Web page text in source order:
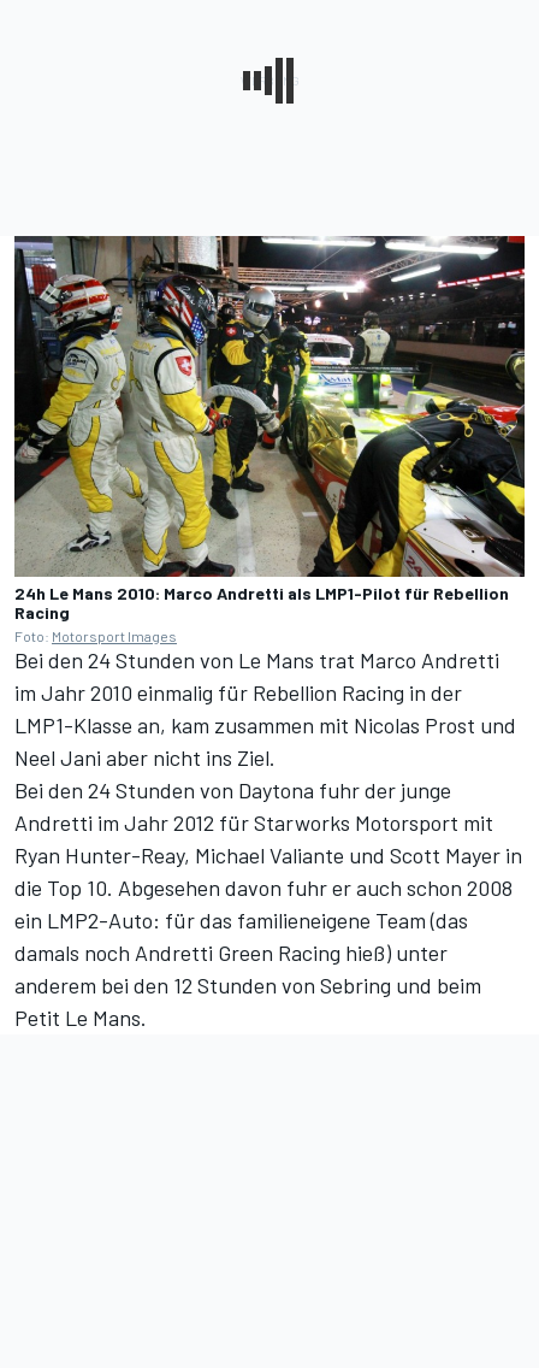
24h Le Mans 2010: Marco Andretti als LMP1-Pilot für Rebellion
Racing
Foto: Motorsport Images
Bei den 24 Stunden von Le Mans trat Marco Andretti
im Jahr 2010 einmalig für Rebellion Racing in der
LMP1-Klasse an, kam zusammen mit Nicolas Prost und
Neel Jani aber nicht ins Ziel.
Bei den 24 Stunden von Daytona fuhr der junge
Andretti im Jahr 2012 für Starworks Motorsport mit
Ryan Hunter-Reay, Michael Valiante und Scott Mayer in
die Top 10. Abgesehen davon fuhr er auch schon 2008
ein LMP2-Auto: für das familieneigene Team (das
damals noch Andretti Green Racing hieß) unter
anderem bei den 12 Stunden von Sebring und beim
Petit Le Mans.